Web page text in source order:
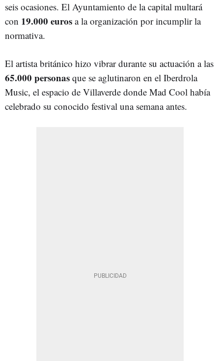
seis ocasiones. El Ayuntamiento de la capital multará
con 19.000 euros a la organización por incumplir la
normativa.
El artista británico hizo vibrar durante su actuación a las
65.000 personas que se aglutinaron en el Iberdrola
Music, el espacio de Villaverde donde Mad Cool había
celebrado su conocido festival una semana antes.